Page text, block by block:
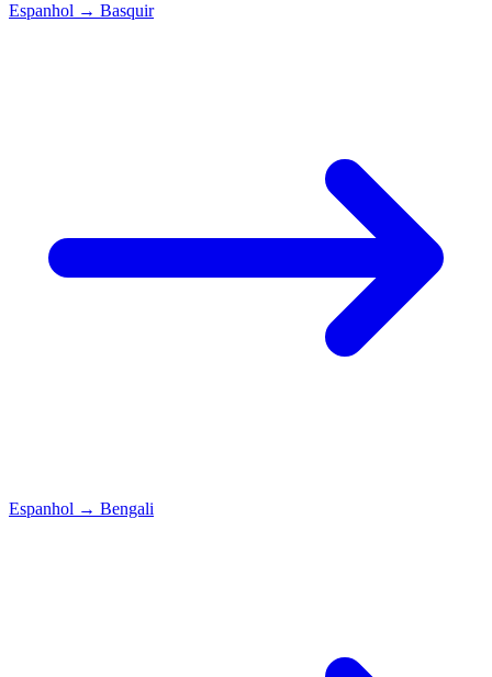
Espanhol → Basquir
Espanhol → Bengali